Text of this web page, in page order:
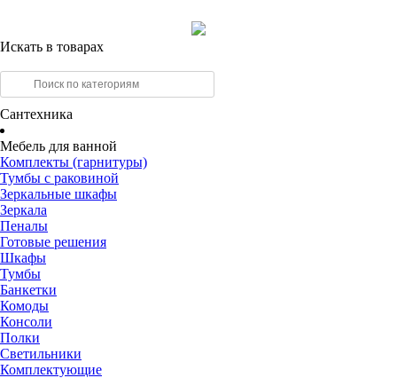
Искать в товарах
Сантехника
Мебель для ванной
Комплекты (гарнитуры)
Тумбы с раковиной
Зеркальные шкафы
Зеркала
Пеналы
Готовые решения
Шкафы
Тумбы
Банкетки
Комоды
Консоли
Полки
Светильники
Комплектующие